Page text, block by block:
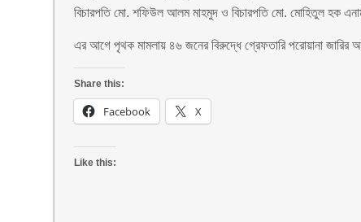
বিচারপতি মো. শফিউল আলম মাহমুদ ও বিচারপতি মো. মোহিতুল হক
এর আগে পৃথক মামলায় ৪৬ জনের বিরুদ্ধে গ্রেফতারি পরোয়ানা জারির
Share this:
Facebook X
Like this: